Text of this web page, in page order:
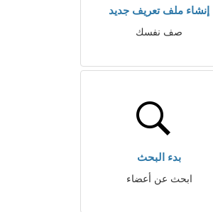
إنشاء ملف تعريف جديد
صف نفسك
بدء البحث
ابحث عن أعضاء